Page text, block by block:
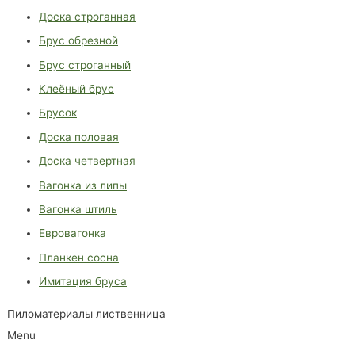
Доска строганная
Брус обрезной
Брус строганный
Клеёный брус
Брусок
Доска половая
Доска четвертная
Вагонка из липы
Вагонка штиль
Евровагонка
Планкен сосна
Имитация бруса
Пиломатериалы лиственница
Menu